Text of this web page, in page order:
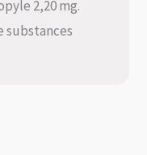
2,20 mg.
substances